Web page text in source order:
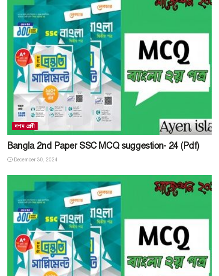
দশম শ্রেণী
Bangla 2nd Paper SSC MCQ suggestion- 24 (Pdf)
December 30, 2024